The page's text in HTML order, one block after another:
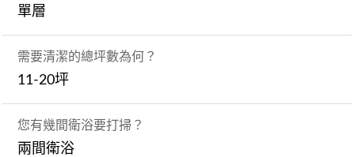
單層
需要清潔的總坪數為何？
11-20坪
您有幾間衛浴要打掃？
兩間衛浴